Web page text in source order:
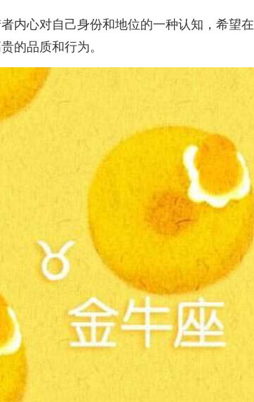
内心对自己身份和地位的一种认知，希望
的品质和行为。